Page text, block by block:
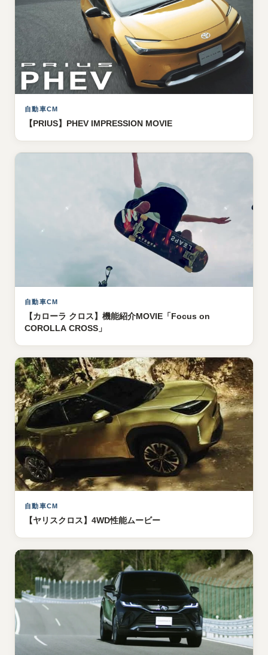
自動車CM
【PRIUS】PHEV IMPRESSION MOVIE
自動車CM
【カローラ クロス】機能紹介MOVIE「Focus on
COROLLA CROSS」
自動車CM
【ヤリスクロス】4WD性能ムービー